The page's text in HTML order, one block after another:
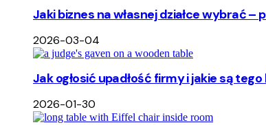
Jaki biznes na własnej działce wybrać
2026-03-04
Jak ogłosić upadłość firmy i jakie są
2026-01-30